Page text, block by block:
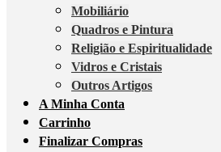
Mobiliário
Quadros e Pintura
Religião e Espiritualidade
Vidros e Cristais
Outros Artigos
A Minha Conta
Carrinho
Finalizar Compras